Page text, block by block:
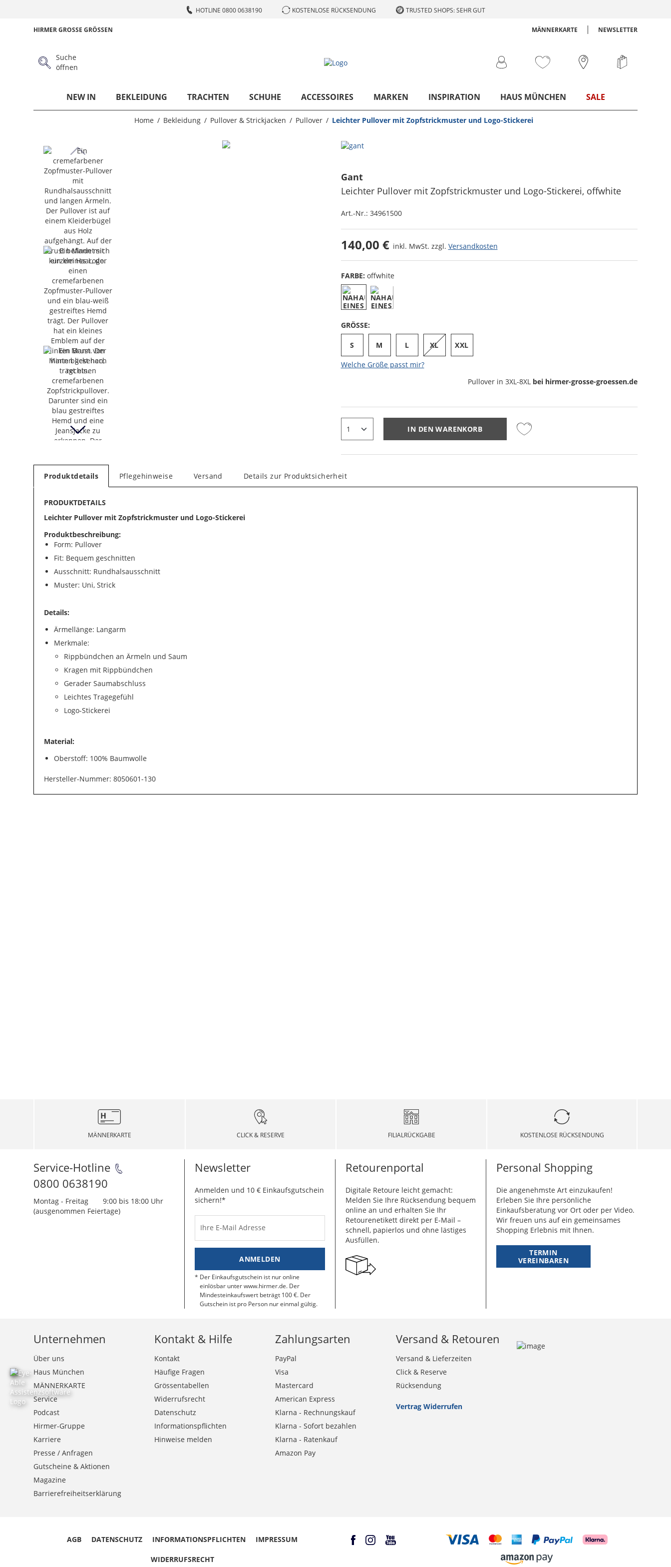
HOTLINE 0800 0638190 KOSTENLOSE RÜCKSENDUNG TRUSTED SHOPS: SEHR GUT
HIRMER GROSSE GRÖSSEN MÄNNERKARTE NEWSLETTER
Suche
öffnen
NEW IN BEKLEIDUNG TRACHTEN SCHUHE ACCESSOIRES MARKEN INSPIRATION HAUS MÜNCHEN SALE
Home Bekleidung Pullover & Strickjacken Pullover Leichter Pullover mit Zopfstrickmuster und Logo-Stickerei
Gant
Leichter Pullover mit Zopfstrickmuster und Logo-Stickerei, offwhite
Art.-Nr.: 34961500
140,00 € inkl. MwSt. zzgl. Versandkosten
FARBE: offwhite
GRÖSSE:
S M L XL XXL
Welche Größe passt mir?
Pullover in 3XL-8XL bei hirmer-grosse-groessen.de
IN DEN WARENKORB
Produktdetails Pflegehinweise Versand Details zur Produktsicherheit
PRODUKTDETAILS
Leichter Pullover mit Zopfstrickmuster und Logo-Stickerei
Produktbeschreibung:
Form: Pullover
Fit: Bequem geschnitten
Ausschnitt: Rundhalsausschnitt
Muster: Uni, Strick
Details:
Ärmellänge: Langarm
Merkmale:
Rippbündchen an Ärmeln und Saum
Kragen mit Rippbündchen
Gerader Saumabschluss
Leichtes Tragegefühl
Logo-Stickerei
Material:
Oberstoff: 100% Baumwolle
Hersteller-Nummer: 8050601-130
MÄNNERKARTE CLICK & RESERVE FILIALRÜCKGABE KOSTENLOSE RÜCKSENDUNG
Service-Hotline
0800 0638190
Montag - Freitag
9:00 bis 18:00 Uhr
(ausgenommen Feiertage)
Newsletter
Anmelden und 10 € Einkaufsgutschein
sichern!*
Ihre E-Mail Adresse
ANMELDEN
Der Einkaufsgutschein ist nur online
einlösbar unter www.hirmer.de. Der
Mindesteinkaufswert beträgt 100 €. Der
Gutschein ist pro Person nur einmal gültig.
Retourenportal
Digitale Retoure leicht gemacht:
Melden Sie Ihre Rücksendung bequem
online an und erhalten Sie Ihr
Retourenetikett direkt per E-Mail –
schnell, papierlos und ohne lästiges
Ausfüllen.
Personal Shopping
Die angenehmste Art einzukaufen!
Erleben Sie Ihre persönliche
Einkaufsberatung vor Ort oder per Video.
Wir freuen uns auf ein gemeinsames
Shopping Erlebnis mit Ihnen.
TERMIN
VEREINBAREN
Unternehmen
Über uns
Haus München
MÄNNERKARTE
Service
Podcast
Hirmer-Gruppe
Karriere
Presse / Anfragen
Gutscheine & Aktionen
Magazine
Barrierefreiheitserklärung
Kontakt & Hilfe
Kontakt
Häufige Fragen
Grössentabellen
Widerrufsrecht
Datenschutz
Informationspflichten
Hinweise melden
Zahlungsarten
PayPal
Visa
Mastercard
American Express
Klarna - Rechnungskauf
Klarna - Sofort bezahlen
Klarna - Ratenkauf
Amazon Pay
Versand & Retouren
Versand & Lieferzeiten
Click & Reserve
Rücksendung
Vertrag Widerrufen
AGB DATENSCHUTZ INFORMATIONSPFLICHTEN IMPRESSUM
WIDERRUFSRECHT